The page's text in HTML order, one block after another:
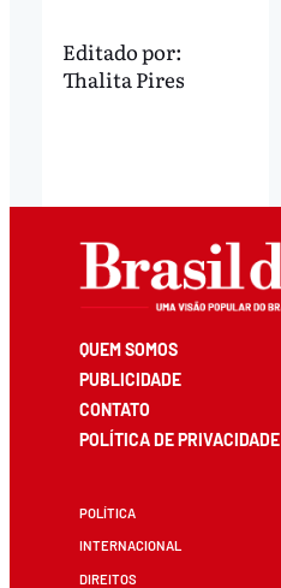
Editado por:
Thalita Pires
QUEM SOMOS
PUBLICIDADE
CONTATO
POLÍTICA DE PRIVACIDADE
POLÍTICA
INTERNACIONAL
DIREITOS